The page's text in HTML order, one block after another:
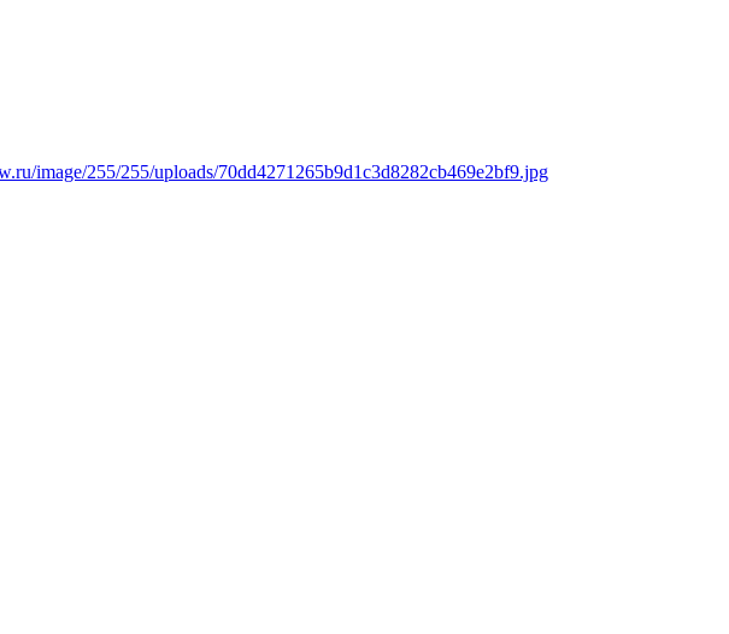
image/255/255/uploads/70dd4271265b9d1c3d8282cb469e2bf9.jpg